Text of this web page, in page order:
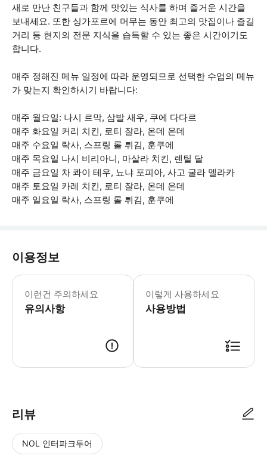
새로 만난 친구들과 함께 맛있는 식사를 하며 즐거운 시간을
보내세요. 또한 싱가포르에 머무는 동안 최고의 맛집이나 즐길
거리 등 현지의 전문 지식을 습득할 수 있는 좋은 시간이기도
합니다.
매주 정해진 메뉴 일정에 따라 운영되므로 선택한 수업의 메뉴
가 맞는지 확인하시기 바랍니다:
매주 월요일: 나시 르막, 삼발 새우, 쿠에 다다르
매주 화요일 커리 치킨, 로티 잘라, 온데 온데
매주 수요일 락사, 스프링 롤 튀김, 훈쿠에
매주 목요일 나시 비리아니, 마살라 치킨, 렌틸 달
매주 금요일 차 콰이 테우, 뇨냐 포피아, 사고 굴라 멜라카
매주 토요일 카레 치킨, 로티 잘라, 온데 온데
매주 일요일 락사, 스프링 롤 튀김, 훈쿠에
이용정보
이런건 주의하세요
유의사항
- 이 수업은 리프트가 없는 2층에 위
이렇게 사용하세요
사용방법
리뷰
NOL 인터파크투어